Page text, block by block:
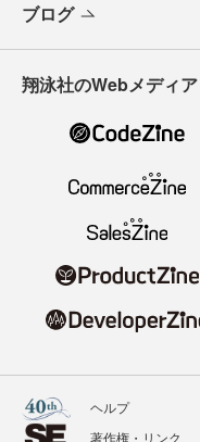
ブログ
翔泳社のWebメディア
ヘルプ
著作権・リンク